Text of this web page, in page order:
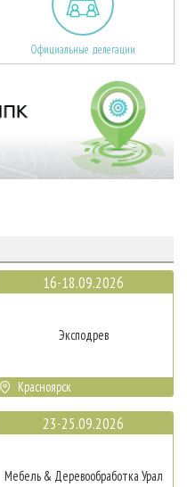
Официальные делегации
16-18.09.2026
Эксподрев
Красноярск
23-25.09.2026
Мебель & Деревообработка Урал